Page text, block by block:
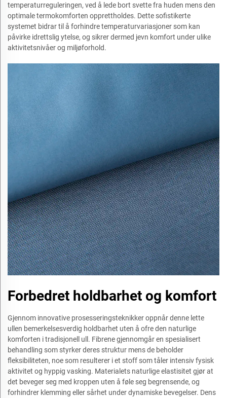
temperaturreguleringen, ved å lede bort svette fra huden mens den
optimale termokomforten opprettholdes. Dette sofistikerte
systemet bidrar til å forhindre temperaturvariasjoner som kan
påvirke idrettslig ytelse, og sikrer dermed jevn komfort under ulike
aktivitetsnivåer og miljøforhold.
Forbedret holdbarhet og komfort
Gjennom innovative prosesseringsteknikker oppnår denne lette
ullen bemerkelsesverdig holdbarhet uten å ofre den naturlige
komforten i tradisjonell ull. Fibrene gjennomgår en spesialisert
behandling som styrker deres struktur mens de beholder
fleksibiliteten, noe som resulterer i et stoff som tåler intensiv fysisk
aktivitet og hyppig vasking. Materialets naturlige elastisitet gjør at
det beveger seg med kroppen uten å føle seg begrensende, og
forhindrer klemming eller sårhet under dynamiske bevegelser. Dens